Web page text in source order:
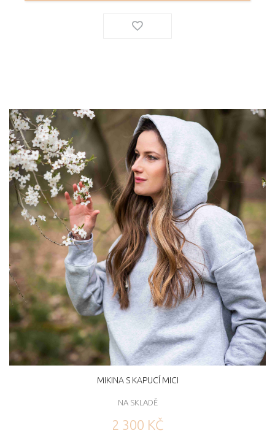
MIKINA S KAPUCÍ MICI
NA SKLADĚ
2 300 KČ